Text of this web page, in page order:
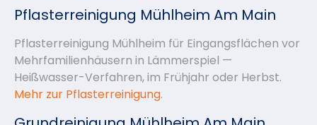
Pflasterreinigung Mühlheim Am Main
Pflasterreinigung Mühlheim für Eingangsflächen vor
Mehrfamilienhäusern in Lämmerspiel —
Heißwasser-Verfahren, im Frühjahr oder Herbst.
Mehr zur Pflasterreinigung.